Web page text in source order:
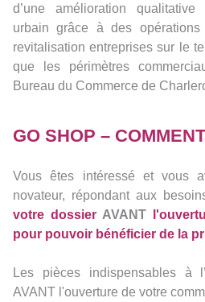
d’une amélioration
urbain grâce à des
revitalisation entreprises sur le
que les périmètres
Bureau du Commerce de
GO SHOP –
Vous êtes intéressé et vous
novateur, répondant aux
votre dossier AVANT
pour pouvoir bénéficier de la
Les pièces indispensables à
AVANT l'ouverture de votre